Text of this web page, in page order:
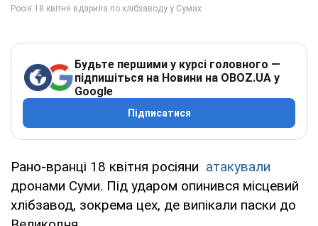
Будьте першими у курсі головного —
підпишіться на Новини на OBOZ.UA у
Google
Підписатися
Рано-вранці 18 квітня росіяни атакували
дронами Суми. Під ударом опинився місцевий
хлібзавод, зокрема цех, де випікали паски до